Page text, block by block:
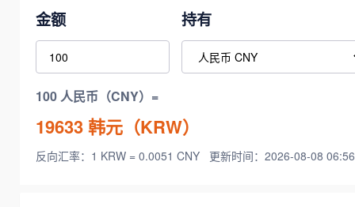
金额 持有
100 人民币（CNY）=
19633韩元（KRW）
反向汇率：1 KRW = 0.0051 CNY 更新时间：2026-08-08